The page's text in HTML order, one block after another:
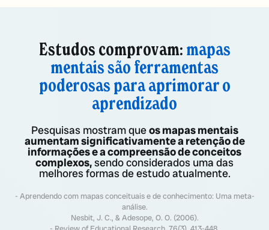
Estudos comprovam: mapas
mentais são ferramentas
poderosas para aprimorar o
aprendizado
Pesquisas mostram queos mapas mentais
aumentam significativamente a retenção de
informações e a compreensão de conceitos
complexos,sendo considerados uma das
melhores formas de estudo atualmente.
- Aprendendo com mapas conceituais e de conhecimento: Uma meta-
análise.
Nesbit, J. C., & Adesope, O. O. (2006).